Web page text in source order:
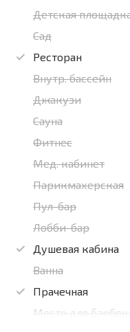
Детская
Сад
Ресторан
Внутр. бассейн
Джакузи
Сауна
Фитнес
Мед. кабинет
Парикмахерская
Пул-бар
Лобби-бар
Душевая кабина
Ванна
Прачечная
Место для